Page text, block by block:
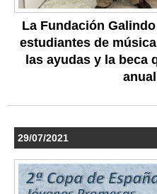
La Fundación
estudiantes de
las ayudas y la beca
29/07/2021